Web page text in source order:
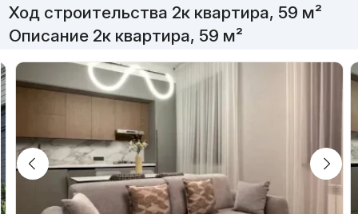
Ход строительства 2к квартира, 59 м²
Описание 2к квартира, 59 м²